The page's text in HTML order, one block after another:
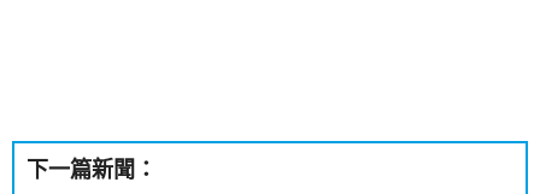
下一篇新聞：